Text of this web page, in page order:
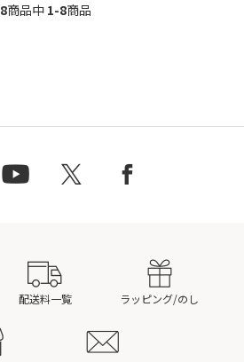
8商品中 1-8商品
配送料一覧 ラッピング/のし